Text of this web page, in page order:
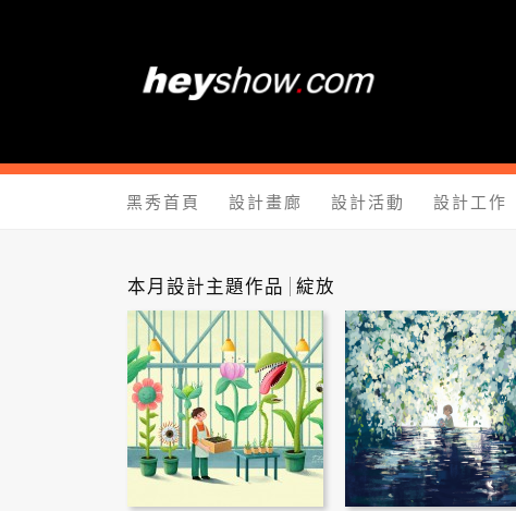
黑秀首頁 設計畫廊 設計活動 設計工作
本月設計主題作品 綻放